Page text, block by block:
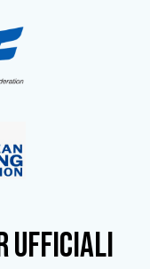
ufficiali